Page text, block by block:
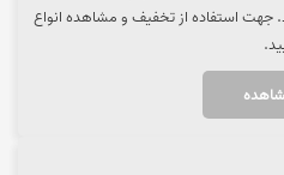
استفاده از تخفیف و مشاهده انواع